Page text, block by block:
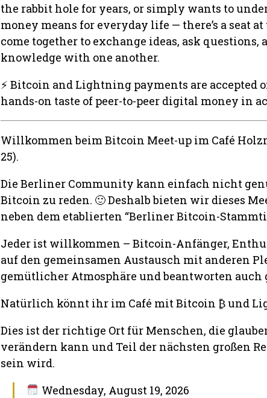
the rabbit hole for years, or simply wants to
money means for everyday life — there’s a seat
come together to exchange ideas, ask questions,
knowledge with one another.
⚡ Bitcoin and Lightning payments are accepted
hands-on taste of peer-to-peer digital money in
Willkommen beim Bitcoin Meet-up im Café
25).
Die Berliner Community kann einfach nicht
Bitcoin zu reden. 🙂 Deshalb bieten wir dieses
neben dem etablierten “Berliner Bitcoin-
Jeder ist willkommen – Bitcoin-Anfänger,
auf den gemeinsamen Austausch mit anderen
gemütlicher Atmosphäre und beantworten auch
Natürlich könnt ihr im Café mit Bitcoin ₿ und
Dies ist der richtige Ort für Menschen, die
verändern kann und Teil der nächsten großen
sein wird.
Wednesday, August 19, 2026